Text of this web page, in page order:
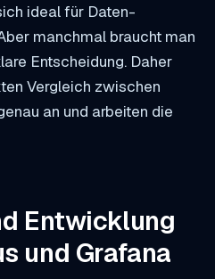
ideal für Daten-
manchmal braucht man
Entscheidung. Daher
Vergleich zwischen
an und arbeiten die
Entwicklung
und Grafana